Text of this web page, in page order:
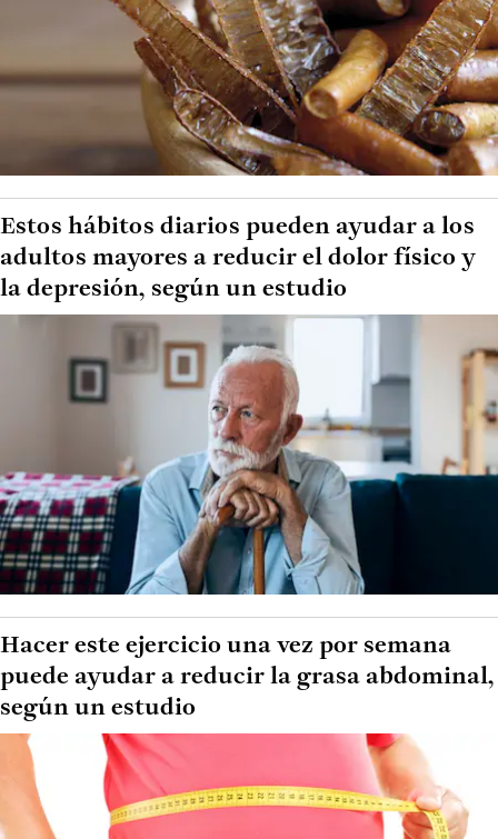
Estos hábitos diarios pueden ayudar a los
adultos mayores a reducir el dolor físico y
la depresión, según un estudio
Hacer este ejercicio una vez por semana
puede ayudar a reducir la grasa abdominal,
según un estudio